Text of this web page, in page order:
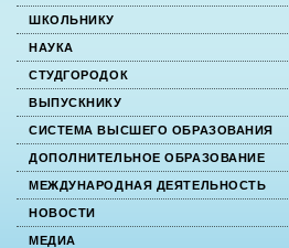
ШКОЛЬНИКУ
НАУКА
СТУДГОРОДОК
ВЫПУСКНИКУ
СИСТЕМА ВЫСШЕГО ОБРАЗОВАНИЯ
ДОПОЛНИТЕЛЬНОЕ ОБРАЗОВАНИЕ
МЕЖДУНАРОДНАЯ ДЕЯТЕЛЬНОСТЬ
НОВОСТИ
МЕДИА